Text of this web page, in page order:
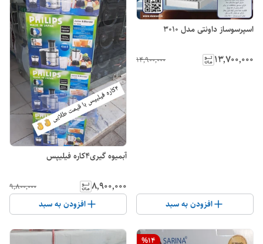
اسپرسوساز داونتی مدل 3010
۱۳٬۷۰۰٬۰۰۰ ۱۴٬۹۰۰٬۰۰۰
افزودن به سبد
آبمیوه گیری۴کاره فیلیپس
۸٬۹۰۰٬۰۰۰ ۹٬۸۰۰٬۰۰۰
افزودن به سبد
%14